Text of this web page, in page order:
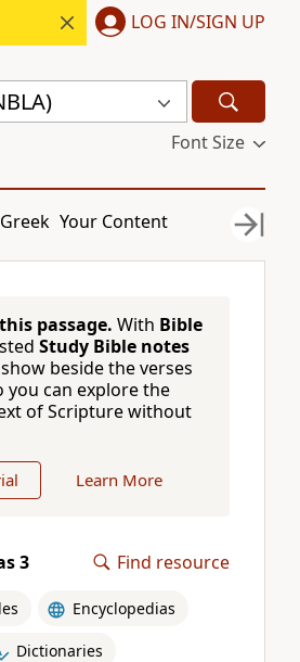
LOG IN/SIGN UP
Font Size
Your Content
passage. With Bible
Study Bible notes
beside the verses
can explore the
of Scripture without
Learn More
3 Find resource
Encyclopedias
Dictionaries